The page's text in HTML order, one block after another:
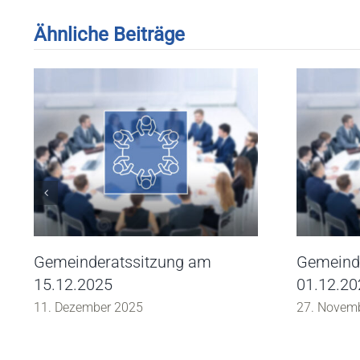
Ähnliche Beiträge
Gemeinderatssitzung am
15.12.2025
11. Dezember 2025 27.